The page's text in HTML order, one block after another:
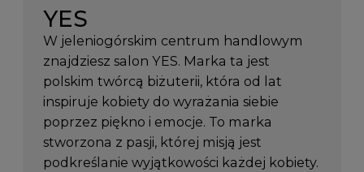
YES
W jeleniogórskim centrum handlowym
znajdziesz salon YES. Marka ta jest
polskim twórcą biżuterii, która od lat
inspiruje kobiety do wyrażania siebie
poprzez piękno i emocje. To marka
stworzona z pasji, której misją jest
podkreślanie wyjątkowości każdej kobiety.